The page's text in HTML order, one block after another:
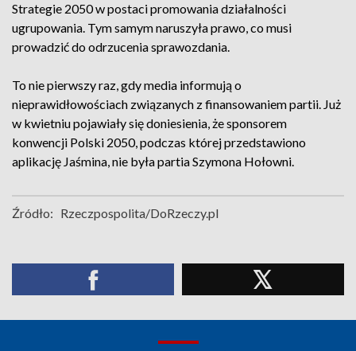
Strategie 2050 w postaci promowania działalności
ugrupowania. Tym samym naruszyła prawo, co musi
prowadzić do odrzucenia sprawozdania.
To nie pierwszy raz, gdy media informują o
nieprawidłowościach związanych z finansowaniem partii. Już
w kwietniu pojawiały się doniesienia, że sponsorem
konwencji Polski 2050, podczas której przedstawiono
aplikację Jaśmina, nie była partia Szymona Hołowni.
Źródło: Rzeczpospolita/DoRzeczy.pl